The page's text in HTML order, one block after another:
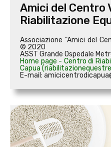
Amici del Centro
Riabilitazione
Associazione "Amici del
© 2020
ASST Grande Ospedale
Home page - Centro di
Capua
E-mail: